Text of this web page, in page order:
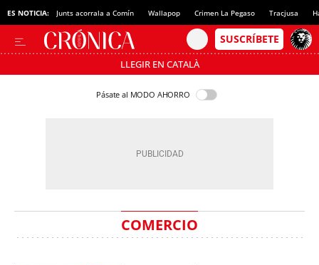
ES NOTICIA: Junts acorrala a Comín Wallapop Crimen La Pegaso Tracjusa
LLEGIR EN CATALÀ
Pásate al MODO AHORRO
COMERCIO